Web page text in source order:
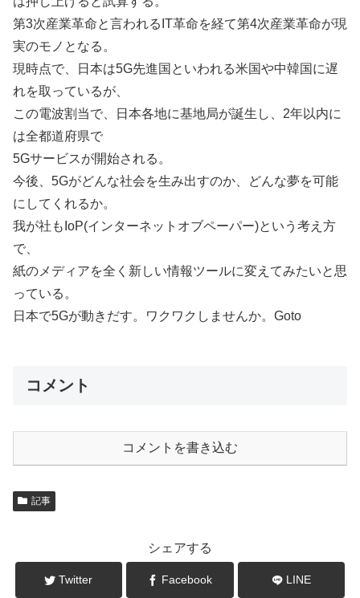
第3次産業革命と言われるIT革命を経て第4次産業革命が現
実のモノとなる。
現時点で、日本は5G先進国といわれる米国や中韓国に遅
れを取っているが、
この電波割当で、日本各地に基地局が誕生し、2年以内に
は全都道府県で
5Gサービスが開始される。
今後、5Gがどんな社会を生み出すのか、どんな夢を可能
にしてくれるか。
我が社もIoP(インターネットオブペーパー)という考え方
で、
紙のメディアを全く新しい情報ツールに変えてみたいと思
っている。
日本で5Gが動きだす。ワクワクしませんか。Goto
コメント
コメントを書き込む
記事
シェアする
Twitter Facebook LINE